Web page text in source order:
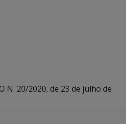
N. 20/2020, de 23 de julho de